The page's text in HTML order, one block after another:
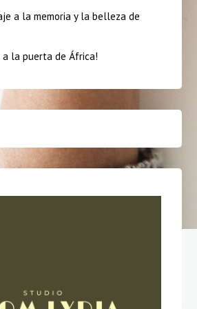
a la memoria y la belleza de
a la puerta de África!